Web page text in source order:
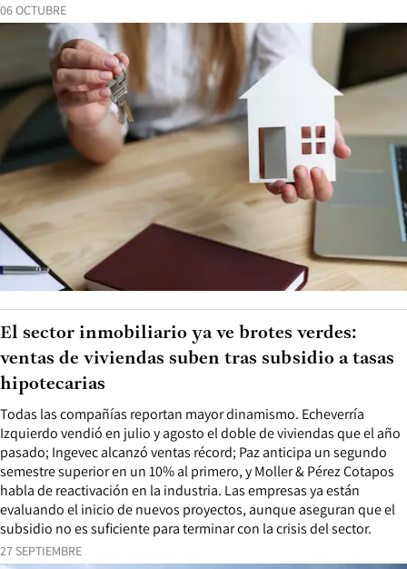
06 OCTUBRE
27 SEPTIEMBRE
Todas las compañías reportan mayor dinamismo. Echeverría
Izquierdo vendió en julio y agosto el doble de viviendas que el año
pasado; Ingevec alcanzó ventas récord; Paz anticipa un segundo
semestre superior en un 10% al primero, y Moller & Pérez Cotapos
habla de reactivación en la industria. Las empresas ya están
evaluando el inicio de nuevos proyectos, aunque aseguran que el
subsidio no es suficiente para terminar con la crisis del sector.
El sector inmobiliario ya ve brotes verdes:
ventas de viviendas suben tras subsidio a tasas
hipotecarias